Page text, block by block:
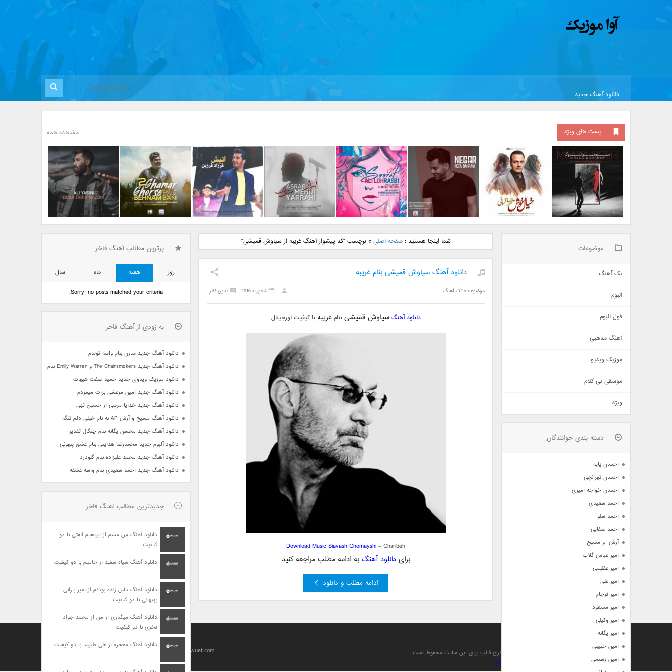
دانلود آهنگ جدید
پست های ویژه مشاهده همه
خسروی بنام مونولوگ
دانلود آهنگ جدید علیرضا
دانلود آهنگ جدید رضا
بهرام بنام نگار
دانلود آهنگ جدید علی
لهراسبی بنام صورت
دانلود آهنگ جدید مهدی
یراحی بنام اسرار
دانلود آهنگ جدید فرزاد
فرزین بنام آتیش
بانی بنام قرص قمر 2
یاسینی بنام دورترین نزدیک
شما اینجا هستید :صفحه اصلی »برچسب "کد پیشواز آهنگ غریبه از سیاوش قمیشی"
دانلود آهنگ سیاوش قمیشی بنام غریبه
موضوعات:تک آهنگ بدون نظر 4 فوریه 2016
دانلود آهنگ سیاوش قمیشیبنامغریبه با کیفیت اورجینال
Download MusicSiavash Ghomayshi– Gharibeh
برایدانلود آهنگ به ادامه مطلب مراجعه کنید
ادامه مطلب و دانلود
برترین مطالب آهنگ فاخر
روز هفته ماه
سال
Sorry, no posts matched your criteria.
به زودی از آهنگ فاخر
دانلود آهنگ جدید سارن بنام واسه تولدم
دانلود آهنگ جدید The Chainsmokers و Emily Warren بنام Side Effects
دانلود موزیک ویدوی جدید حمید صفت هیهات
دانلود آهنگ جدید امین مرعشی برات میمردم
دانلود آهنگ جدید خدایا مرسی از حسین تهی
دانلود آهنگ مسیح و آرش AP به نام خیلی دلم تنگه
دانلود آهنگ جدید محسن یگانه بنام چنگال تقدیر
دانلود آلبوم جدید محمدرضا هدایتی بنام عشق پنهونی
دانلود آهنگ جدید محمد علیزاده بنام گلودرد
دانلود آهنگ جدید احمد سعیدی بنام واسه عشقه
جدیدترین مطالب آهنگ فاخر
دانلود آهنگ من مسم از ابراهیم الفتی با دو
کیفیت
دانلود آهنگ سیاه سفید از حامیم با دو کیفیت
دانلود آهنگ دلیل زنده بودنم از امیر بارانی
بهبهانی با دو کیفیت
دانلود آهنگ میگذری از من از محمد جواد
فخری با دو کیفیت
دانلود آهنگ معجزه از علی طبرسا با دو کیفیت
موضوعات
تک آهنگ
اجتماعی
حماسی
سنتی
اهنگ بندرعباسی
دمو
مذهبی
جدیدترین ها
البوم
فول البوم
آهنگ مذهبی
موزیک ویدیو
موسقی بی کلام
ویژه
دسته بندی خوانندگان
احسان پایه
احسان تهرانچی
احسان خواجه امیری
احمد سعیدی
احمد سلو
احمد صفایی
آرش  و مسیح
امیر عباس گلاب
امیر عظیمی
امیر علی
امیر فرجام
امیر مسعود
امیر وکیلی
امیر یگانه
امین حبیبی
امین رستمی
تمام حقوق مادی , معنوی , مطالب و طرح قالب برای این سایت محفوظ است.
بک لینک
Designed By
baharseo
Copyright 2010-2021 | Allright Reserved by viagrawuet.com